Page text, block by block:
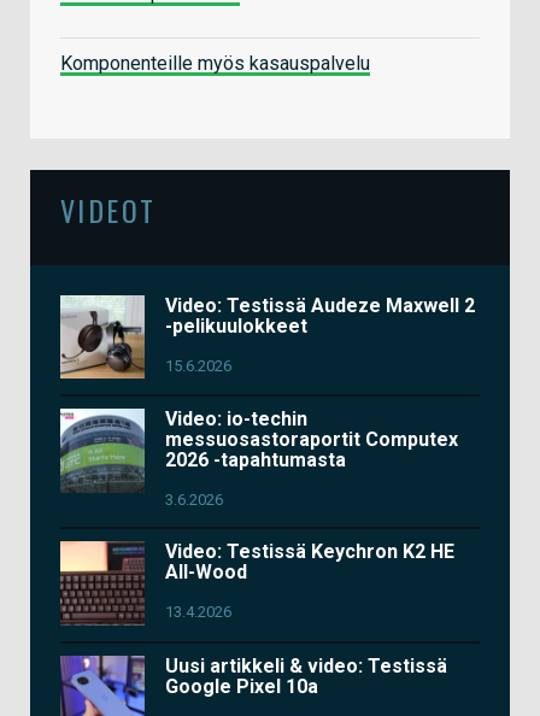
Komponenteille myös kasauspalvelu
VIDEOT
Video: Testissä Audeze Maxwell 2
-pelikuulokkeet
15.6.2026
Video: io-techin
messuosastoraportit Computex
2026 -tapahtumasta
3.6.2026
Video: Testissä Keychron K2 HE
All-Wood
13.4.2026
Uusi artikkeli & video: Testissä
Google Pixel 10a